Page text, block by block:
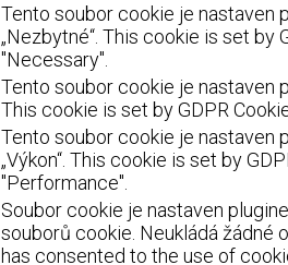
Tento soubor cookie je nastaven
„Nezbytné“. This cookie is set
"Necessary".
Tento soubor cookie je nastaven
This cookie is set by GDPR
Tento soubor cookie je nastaven
„Výkon“. This cookie is set by
"Performance".
Soubor cookie je nastaven
souborů cookie. Neukládá žádné
has consented to the use of